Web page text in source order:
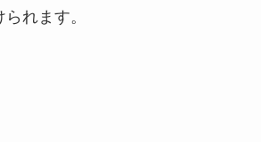
れます。